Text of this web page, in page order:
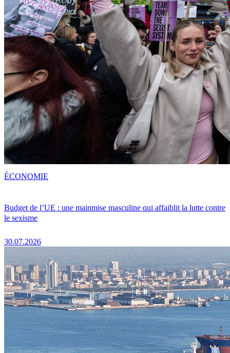
Budget de l’UE : une mainmise masculine qui affaiblit la lutte contre
le sexisme
30.07.2026
ÉCONOMIE